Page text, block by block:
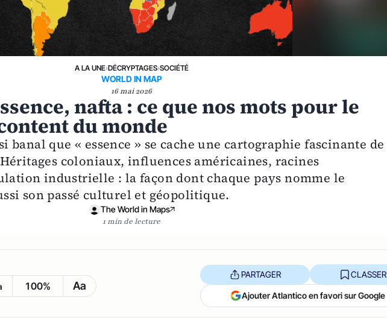
A LA UNE›DÉCRYPTAGES›SOCIÉTÉ
WORLD IN MAP
16 mai 2026
nafta : ce que nos mots pour le
du monde
banal que « essence » se cache une cartographie fascinante de
coloniaux, influences américaines, racines
industrielle : la façon dont chaque pays nomme le
son passé culturel et géopolitique.
The World in Maps
1 min de lecture
100% Aa
PARTAGER CLASSER
Ajouter Atlantico en favori sur Google